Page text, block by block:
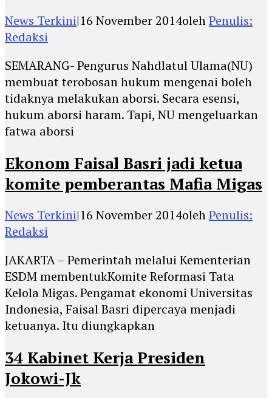
News Terkini|16 November 2014olehPenulis:
Redaksi
SEMARANG- Pengurus Nahdlatul Ulama(NU)
membuat terobosan hukum mengenai boleh
tidaknya melakukan aborsi. Secara esensi,
hukum aborsi haram. Tapi, NU mengeluarkan
fatwa aborsi
Ekonom Faisal Basri jadi ketua
komite pemberantas Mafia Migas
News Terkini|16 November 2014olehPenulis:
Redaksi
JAKARTA – Pemerintah melalui Kementerian
ESDM membentukKomite Reformasi Tata
Kelola Migas. Pengamat ekonomi Universitas
Indonesia, Faisal Basri dipercaya menjadi
ketuanya. Itu diungkapkan
34 Kabinet Kerja Presiden
Jokowi-Jk